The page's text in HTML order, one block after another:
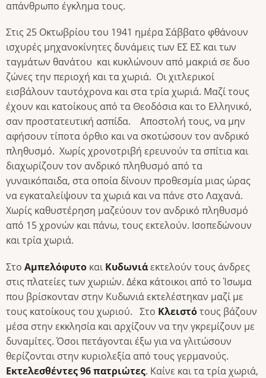
απάνθρωπο έγκλημα τους.
Στις 25 Οκτωβρίου του 1941 ημέρα Σάββατο φθάνουν
ισχυρές μηχανοκίνητες δυνάμεις των ΕΣ ΕΣ και των
ταγμάτων θανάτου και κυκλώνουν από μακριά σε δυο
ζώνες την περιοχή και τα χωριά. Οι χιτλερικοί
εισβάλουν ταυτόχρονα και στα τρία χωριά. Μαζί τους
έχουν και κατοίκους από τα Θεοδόσια και το Ελληνικό,
σαν προστατευτική ασπίδα. Αποστολή τους, να μην
αφήσουν τίποτα όρθιο και να σκοτώσουν τον ανδρικό
πληθυσμό. Χωρίς χρονοτριβή ερευνούν τα σπίτια και
διαχωρίζουν τον ανδρικό πληθυσμό από τα
γυναικόπαιδα, στα οποία δίνουν προθεσμία μιας ώρας
να εγκαταλείψουν τα χωριά και να πάνε στο Λαχανά.
Χωρίς καθυστέρηση μαζεύουν τον ανδρικό πληθυσμό
από 15 χρονών και πάνω, τους εκτελούν. Ισοπεδώνουν
και τρία χωριά.
Στο Αμπελόφυτο και Κυδωνιάεκτελούν τους άνδρες
στις πλατείες των χωριών. Δέκα κάτοικοι από το Ίσωμα
που βρίσκονταν στην Κυδωνιά εκτελέστηκαν μαζί με
τους κατοίκους του χωριού. Στο Κλειστότους βάζουν
μέσα στην εκκλησία και αρχίζουν να την γκρεμίζουν με
δυναμίτες. Όσοι πετάγονται έξω για να γλιτώσουν
θερίζονται στην κυριολεξία από τους γερμανούς.
Εκτελεσθέντες 96 πατριώτες. Καίνε και τα τρία χωριά,